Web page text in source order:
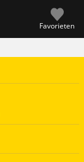
Favorieten